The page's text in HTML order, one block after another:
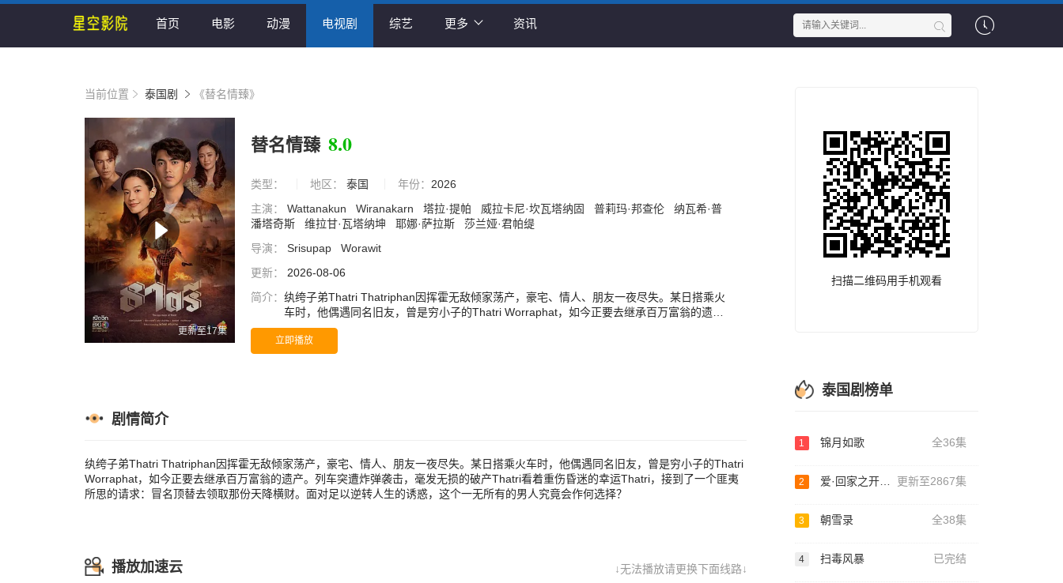
首页 电影 动漫 电视剧 综艺 更多 资讯
当前位置 泰国剧 《替名情臻》
更新至17集
替名情臻 8.0
类型： 地区： 泰国 年份： 2026
主演：
Wattanakun Wiranakarn 塔拉·提帕 威拉卡尼·坎瓦塔纳固 普莉玛·邦查伦
纳瓦希·普
潘塔奇斯
维拉甘·瓦塔纳坤 耶娜·萨拉斯
莎兰娅·君帕缇
导演：
Srisupap
Worawit
更新：
2026-08-06
简介： 纨绔子弟Thatri Thatriphan因挥霍无敌倾家荡产，豪宅、情人、朋友一夜尽失。某日搭乘火
车时，他偶遇同名旧友，曾是穷小子的Thatri Worraphat，如今正要去继承百万富翁的遗
产。列车突遭炸弹袭击，毫发无损的破产Thatri看着重伤昏迷的幸运Thatri，接到了一个匪夷
所思的请求：冒名顶替去领取那份天降横财。面对足以逆转人生的诱惑，这个一无所有的男
人究竟会作何选择？
立即播放
剧情简介
纨绔子弟Thatri Thatriphan因挥霍无敌倾家荡产，豪宅、情人、朋友一夜尽失。某日搭乘火车时，他偶遇同名旧友，曾是穷小子的Thatri
Worraphat，如今正要去继承百万富翁的遗产。列车突遭炸弹袭击，毫发无损的破产Thatri看着重伤昏迷的幸运Thatri，接到了一个匪夷
所思的请求：冒名顶替去领取那份天降横财。面对足以逆转人生的诱惑，这个一无所有的男人究竟会作何选择？
↓无法播放请更换下面线路↓
播放加速云
扫描二维码用手机观看
泰国剧榜单
1 锦月如歌 全36集
2 爱·回家之开心速递 更新至2867集
3 朝雪录 全38集
4 扫毒风暴 已完结